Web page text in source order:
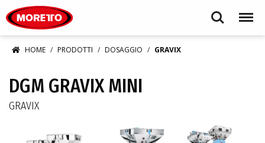
Search Menu
HOME PRODOTTI DOSAGGIO GRAVIX
DGM GRAVIX MINI
GRAVIX